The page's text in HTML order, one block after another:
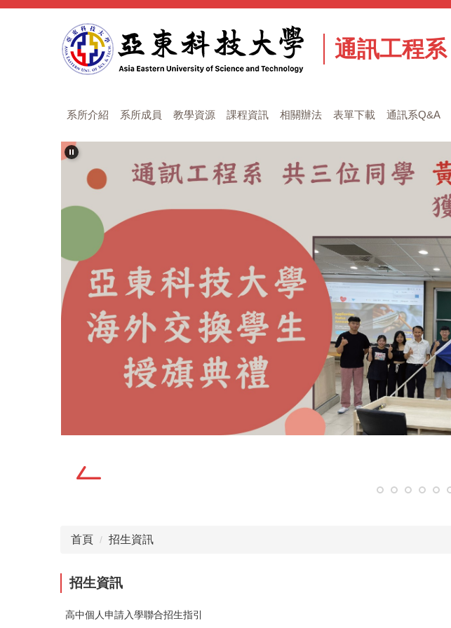
跳
通訊工程系
系所介紹 系所成員 教學資源 課程資訊 相關辦法 表單下載 通訊系Q&A
首頁 招生資訊
招生資訊
高中個人申請入學聯合招生指引